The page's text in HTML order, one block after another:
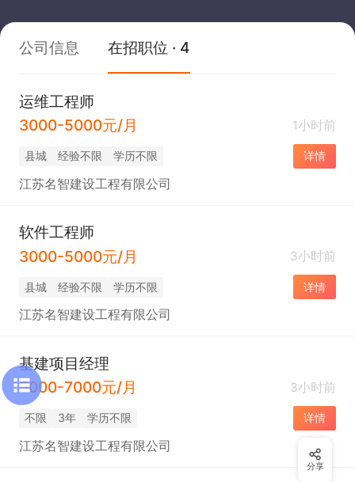
公司信息 在招职位 · 4
运维工程师
3000-5000元/月
1小时前
县城 经验不限 学历不限 详情
江苏名智建设工程有限公司
软件工程师
3000-5000元/月
3小时前
县城 经验不限 学历不限 详情
江苏名智建设工程有限公司
基建项目经理
5000-7000元/月
3小时前
不限 3年 学历不限 详情
江苏名智建设工程有限公司
分享